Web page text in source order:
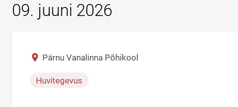
09. juuni 2026
Asukoht
Pärnu Vanalinna Põhikool
Huvitegevus